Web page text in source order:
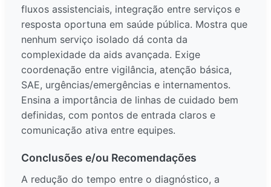
fluxos assistenciais, integração entre serviços e
resposta oportuna em saúde pública. Mostra que
nenhum serviço isolado dá conta da
complexidade da aids avançada. Exige
coordenação entre vigilância, atenção básica,
SAE, urgências/emergências e internamentos.
Ensina a importância de linhas de cuidado bem
definidas, com pontos de entrada claros e
comunicação ativa entre equipes.
Conclusões e/ou Recomendações
A redução do tempo entre o diagnóstico, a